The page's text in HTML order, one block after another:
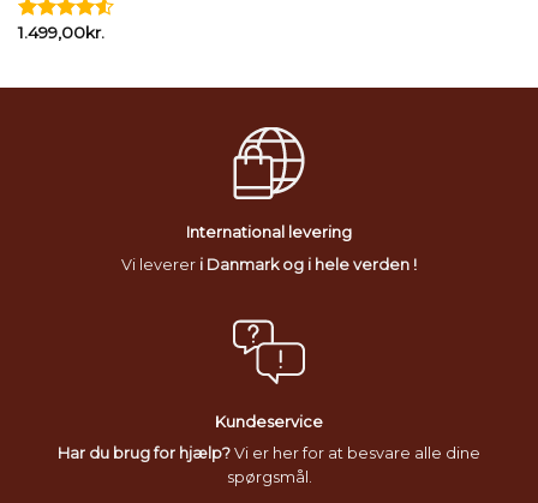
Vurderet
1.499,00kr.
International levering
Vi leverer i Danmark og i hele verden !
Kundeservice
Har du brug for hjælp? Vi er her for at besvare alle dine
spørgsmål.